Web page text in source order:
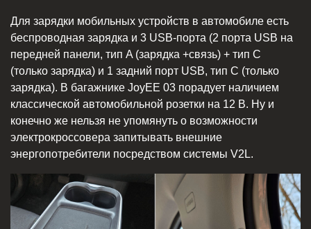
Для зарядки мобильных устройств в автомобиле есть
беспроводная зарядка и 3 USB-порта (2 порта USB на
передней панели, тип A (зарядка +связь) + тип C
(только зарядка) и 1 задний порт USB, тип C (только
зарядка). В багажнике JoyEE 03 порадует наличием
классической автомобильной розетки на 12 В. Ну и
конечно же нельзя не упомянуть о возможности
электрокроссовера запитывать внешние
энергопотребители посредством системы V2L.